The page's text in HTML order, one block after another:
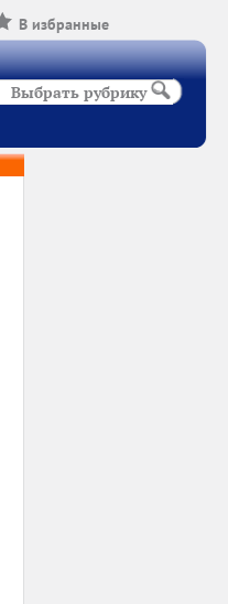
В избранные
Выбрать рубрику